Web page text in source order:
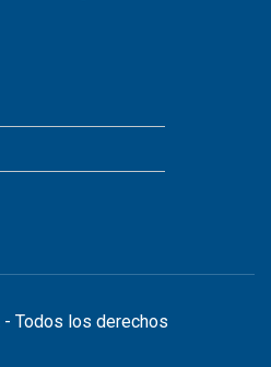
- Todos los derechos